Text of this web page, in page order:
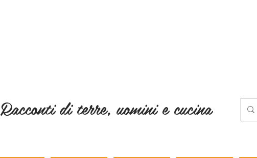
Racconti di terre, uomini e cucina